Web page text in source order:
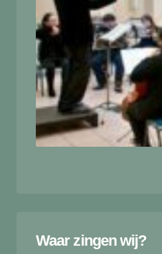
Waar zingen wij?